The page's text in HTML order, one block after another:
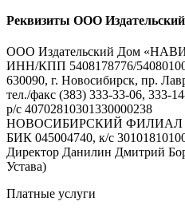
Реквизиты ООО
ООО Издательский Дом
ИНН/КПП 5408178776/
630090, г. Новосибирск, пр.
тел./факс (383) 333-33-06, 333-
р/с 40702810301330000238
НОВОСИБИРСКИЙ ФИЛИАЛ
БИК 045004740, к/с
Директор Данилин Дмитрий
Устава)
Платные услуги